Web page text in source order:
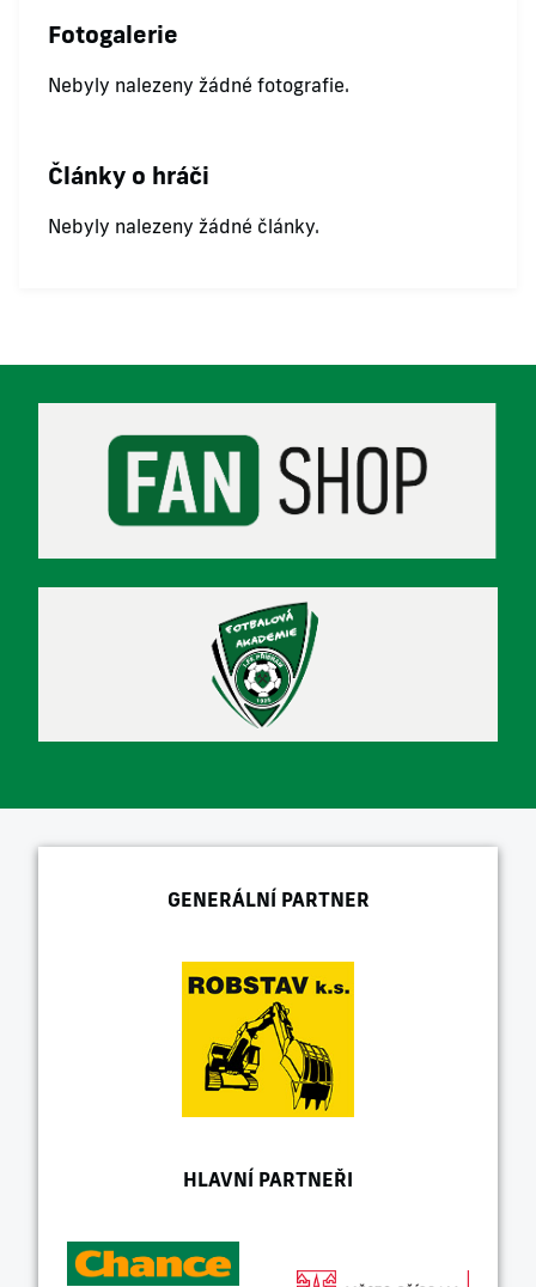
Fotogalerie
Nebyly nalezeny žádné fotografie.
Články o hráči
Nebyly nalezeny žádné články.
GENERÁLNÍ PARTNER
HLAVNÍ PARTNEŘI